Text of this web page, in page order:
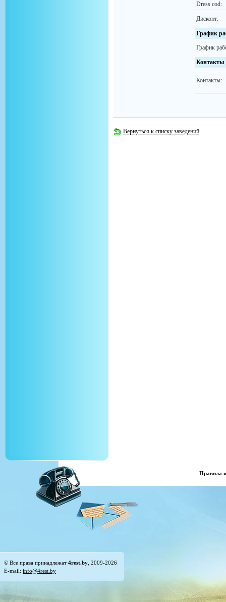
Dress cod:
Дисконт:
График
График
Контакты
Контакты:
Вернуться к списку заведений
Правила
© Все права принадлежат 4rest.by , 2009-2026
E-mail: info@4rest.by